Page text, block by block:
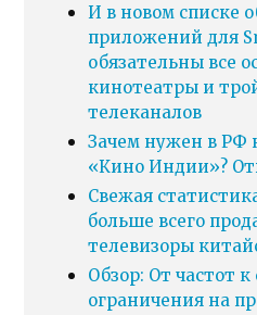
И в новом списке
приложений для
обязательны все
кинотеатры и
телеканалов
Зачем нужен в РФ
«Кино Индии»?
Свежая
больше всего
телевизоры
Обзор: От частот
ограничения на